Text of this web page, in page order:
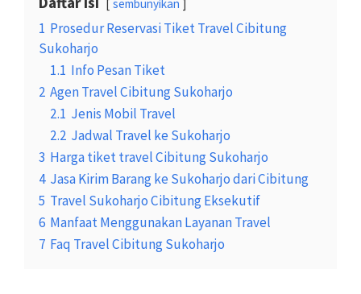
sembunyikan
1 Prosedur Reservasi Tiket Travel Cibitung
Sukoharjo
1.1 Info Pesan Tiket
2 Agen Travel Cibitung Sukoharjo
2.1 Jenis Mobil Travel
2.2 Jadwal Travel ke Sukoharjo
3 Harga tiket travel Cibitung Sukoharjo
4 Jasa Kirim Barang ke Sukoharjo dari Cibitung
5 Travel Sukoharjo Cibitung Eksekutif
6 Manfaat Menggunakan Layanan Travel
7 Faq Travel Cibitung Sukoharjo